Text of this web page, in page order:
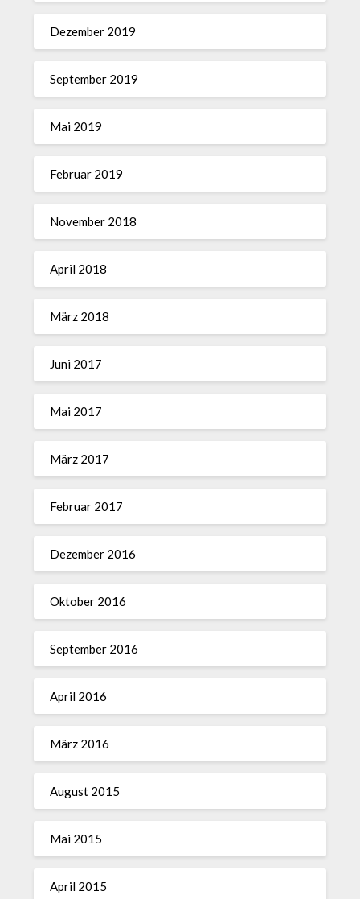
Dezember 2019
September 2019
Mai 2019
Februar 2019
November 2018
April 2018
März 2018
Juni 2017
Mai 2017
März 2017
Februar 2017
Dezember 2016
Oktober 2016
September 2016
April 2016
März 2016
August 2015
Mai 2015
April 2015